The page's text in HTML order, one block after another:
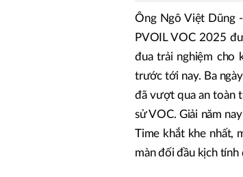
Ông Ngô Việt Dũng
PVOIL VOC 2025
đua trải nghiệm cho
trước tới nay. Ba
đã vượt qua an toàn
sử VOC. Giải năm
Time khắt khe nhất,
màn đối đầu kịch tính